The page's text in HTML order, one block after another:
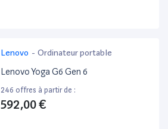
Lenovo - Ordinateur portable
Lenovo Yoga G6 Gen 6
246 offres à partir de :
592,00 €